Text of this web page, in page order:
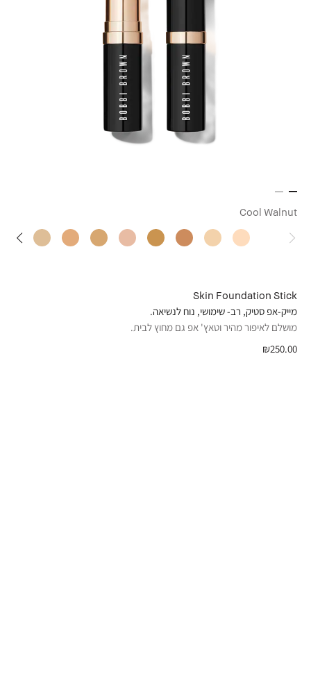
Cool Walnut
Skin Foundation Stick
מייק-אפ סטיק, רב- שימושי, נוח לנשיאה.
מושלם לאיפור מהיר וטאץ' אפ גם מחוץ לבית.
₪250.00